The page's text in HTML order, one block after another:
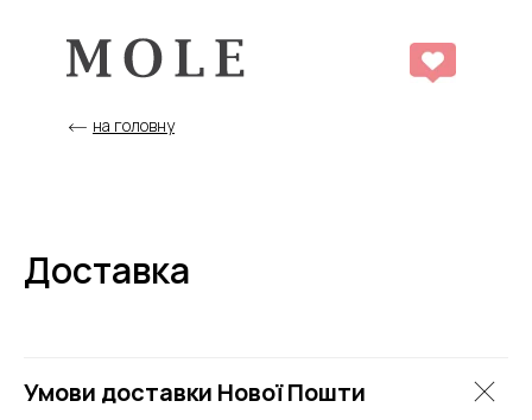
на головну
Доставка
Умови доставки Нової Пошти